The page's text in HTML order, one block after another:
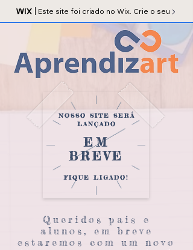
Este site foi criado no Wix. Crie o seu
EM
BREVE
NOSSO SITE SERÁ
LANÇADO
FIQUE LIGADO!
Queridos pais e
alunos, em breve
estaremos com um novo